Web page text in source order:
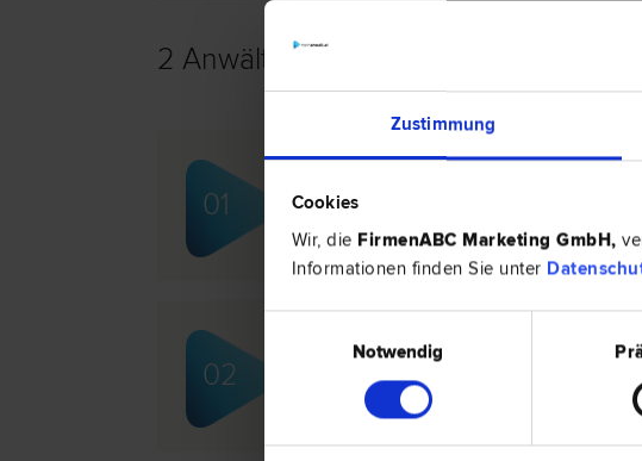
Zustimmung
Cookies
Wir, die FirmenABC Marketing GmbH,
Informationen finden Sie unter
Notwendig
2 Anwälte - Wirtschaftsrecht in Graz-
01 Liegenschafts- und Immobilien­recht |
02
Mag. Franz DOPPELHOFER
Scheidungs­recht | Wirtschafts­recht |
Bank- und Kapitalmarkt­recht